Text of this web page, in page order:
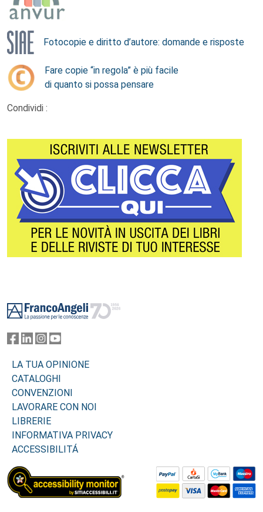
Fotocopie e diritto d’autore: domande e risposte
Fare copie “in regola” è più facile
di quanto si possa pensare
Condividi :
LA TUA OPINIONE
CATALOGHI
CONVENZIONI
LAVORARE CON NOI
LIBRERIE
INFORMATIVA PRIVACY
ACCESSIBILITÁ